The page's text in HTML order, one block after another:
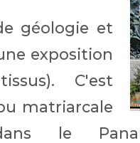
géologie et
exposition
C'est
matriarcale
le